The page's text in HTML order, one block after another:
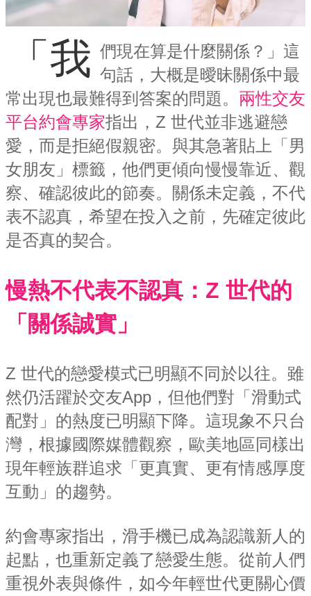
「我 們現在算是什麼關係？」這
句話，大概是曖昧關係中最
常出現也最難得到答案的問題。 兩性交友
平台約會專家指出，Z 世代並非逃避戀
愛，而是拒絕假親密。與其急著貼上「男
女朋友」標籤，他們更傾向慢慢靠近、觀
察、確認彼此的節奏。關係未定義，不代
表不認真，希望在投入之前，先確定彼此
是否真的契合。
慢熱不代表不認真：Z 世代的
「關係誠實」
Z 世代的戀愛模式已明顯不同於以往。雖
然仍活躍於交友App，但他們對「滑動式
配對」的熱度已明顯下降。這現象不只台
灣，根據國際媒體觀察，歐美地區同樣出
現年輕族群追求「更真實、更有情感厚度
互動」的趨勢。
約會專家指出，滑手機已成為認識新人的
起點，也重新定義了戀愛生態。從前人們
重視外表與條件，如今年輕世代更關心價